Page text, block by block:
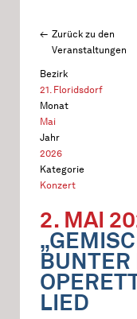
Zurück zu den
Veranstaltungen
Bezirk
21. Floridsdorf
Monat
Mai
Jahr
2026
Kategorie
Konzert
2. MAI
BUNTER
LIED